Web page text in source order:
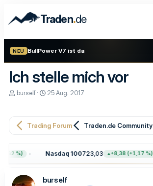
Traden.de
NEU BullPower V7 ist da
Ich stelle mich vor
E
e
r
burself
E
e
a
m
25 Aug. 2017
Trading Forum Traden.de Community
%) Nasdaq 100723,03 +8,38 (+1,17 %)
burself